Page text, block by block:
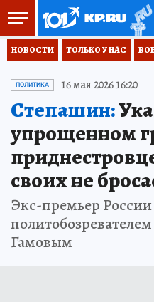
НОВОСТИ ТОЛЬКО У НАС
ПОЛИТИКА 16 мая 2026 16:20
Степашин:
упрощенном
своих не
Экс-премьер
Гамовым